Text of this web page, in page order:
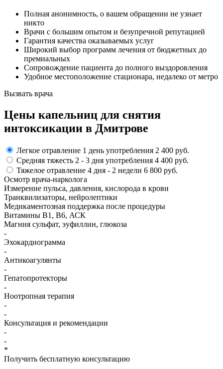
Полная анонимность, о вашем обращении не узнает
никто
Врачи с большим опытом и безупречной репутацией
Гарантия качества оказываемых услуг
Широкий выбор программ лечения от бюджетных до
премиальных
Сопровождение пациента до полного выздоровления
Удобное местоположение стационара, недалеко от метро
Вызвать врача
Цены капельниц для снятия
интоксикации в Дмитрове
Легкое отравление 1 день употребления 2 400 руб.
Средняя тяжесть 2 - 3 дня употребления 4 400 руб.
Тяжелое отравление 4 дня - 2 недели 6 800 руб.
Осмотр врача-нарколога
Измерение пульса, давления, кислорода в крови
Транквилизаторы, нейролептики
Медикаментозная поддержка после процедуры
Витамины B1, B6, АСК
Магния сульфат, эуфиллин, глюкоза
-
Эхокардиограмма
-
Антикоагулянты
-
Гепатопротекторы
-
Ноотропная терапия
-
-
Консультация и рекомендации
-
-
*
Получить бесплатную консультацию